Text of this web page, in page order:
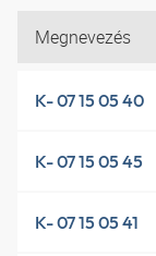
Megnevezés
K- 07 15 05 40
K- 07 15 05 45
K- 07 15 05 41